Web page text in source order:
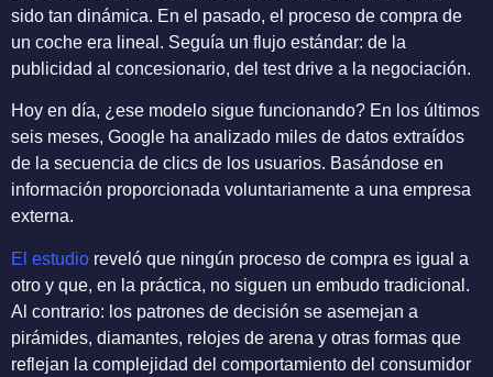
sido tan dinámica. En el pasado, el proceso de compra de
un coche era lineal. Seguía un flujo estándar: de la
publicidad al concesionario, del test drive a la negociación.
Hoy en día, ¿ese modelo sigue funcionando? En los últimos
seis meses, Google ha analizado miles de datos extraídos
de la secuencia de clics de los usuarios. Basándose en
información proporcionada voluntariamente a una empresa
externa.
El estudio reveló que ningún proceso de compra es igual a
otro y que, en la práctica, no siguen un embudo tradicional.
Al contrario: los patrones de decisión se asemejan a
pirámides, diamantes, relojes de arena y otras formas que
reflejan la complejidad del comportamiento del consumidor